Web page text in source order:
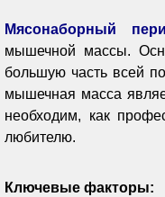
Мясонаборный
мышечной массы.
большую часть всей
мышечная масса
необходим, как
любителю.
Ключевые факторы: